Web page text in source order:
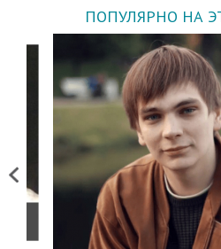
ПОПУЛЯРНО НА
Previous